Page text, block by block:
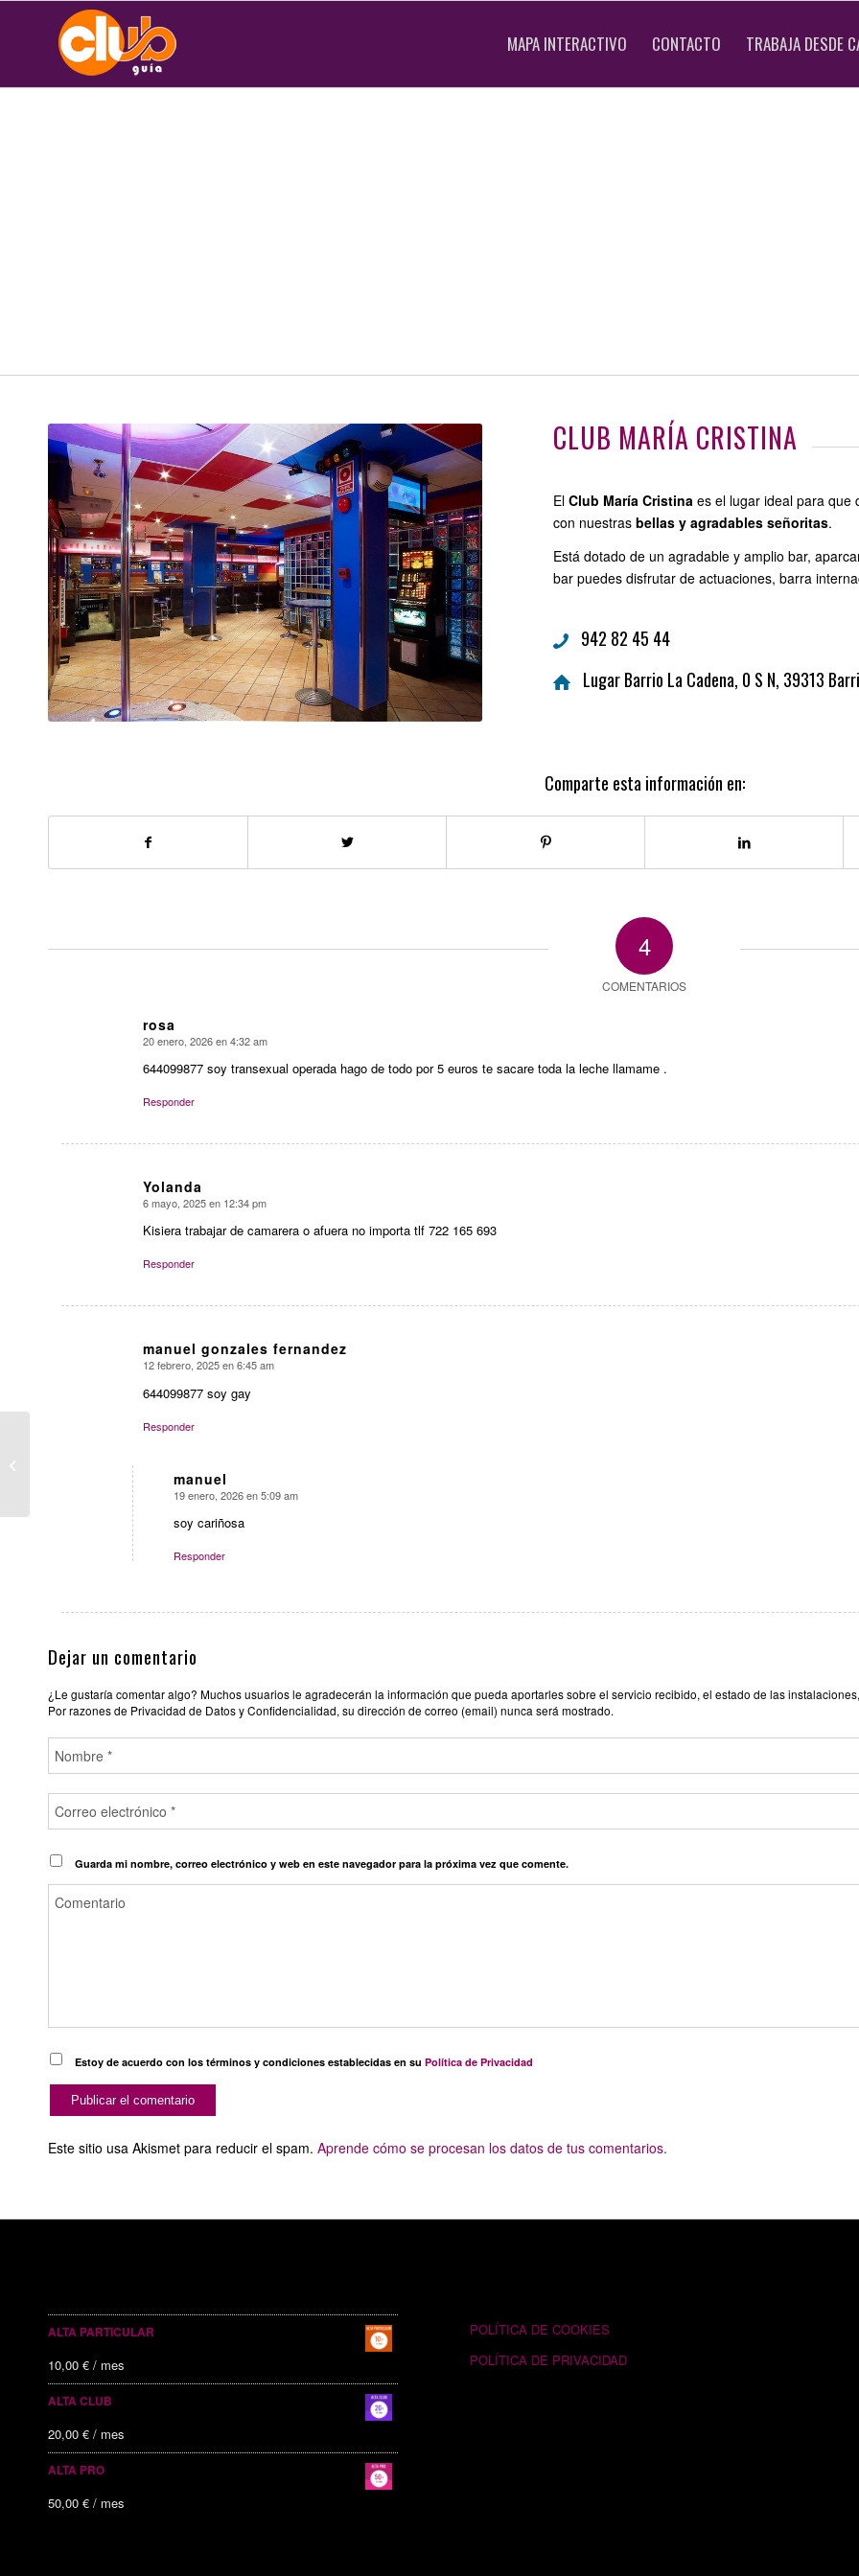
MAPA INTERACTIVO CONTACTO TRABAJA DESDE
CLUB MARÍA CRISTINA
ElClub María Cristina es el lugar ideal para que
con nuestrasbellas y agradables señoritas.
Está dotado de un agradable y amplio bar,
bar puedes disfrutar de actuaciones, barra
942 82 45 44
Lugar Barrio La Cadena, 0 S N, 39313
Comparte esta información en:
4
COMENTARIOS
rosa
Dice:
20 enero, 2026 en 4:32 am
644099877 soy transexual operada hago de todo por 5 euros te sacare toda la leche llamame .
Responder
Yolanda
Dice:
6 mayo, 2025 en 12:34 pm
Kisiera trabajar de camarera o afuera no importa tlf 722 165 693
Responder
manuel gonzales fernandez
Dice:
12 febrero, 2025 en 6:45 am
644099877 soy gay
Responder
manuel
Dice:
19 enero, 2026 en 5:09 am
soy cariñosa
Responder
Dejar un comentario
¿Le gustaría comentar algo? Muchos usuarios le agradecerán la información que pueda aportarles sobre el servicio recibido, el estado de las
Por razones de Privacidad de Datos y Confidencialidad, su dirección de correo (email) nunca será mostrado.
Guarda mi nombre, correo electrónico y web en este navegador para la próxima vez que comente.
Estoy de acuerdo con los términos y condiciones establecidas en su Política de Privacidad
Este sitio usa Akismet para reducir el spam. Aprende cómo se procesan los datos de tus comentarios.
ALTA PARTICULAR
10,00 € / mes
ALTA CLUB
20,00 € / mes
ALTA PRO
50,00 € / mes
POLÍTICA DE COOKIES
POLÍTICA DE PRIVACIDAD